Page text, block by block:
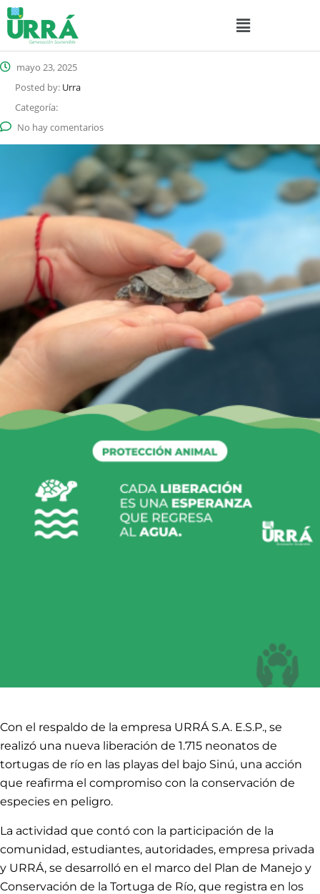
mayo 23, 2025
Posted by: Urra
Categoría:
No hay comentarios
Con el respaldo de la empresa URRÁ S.A. E.S.P., se
realizó una nueva liberación de 1.715 neonatos de
tortugas de río en las playas del bajo Sinú, una acción
que reafirma el compromiso con la conservación de
especies en peligro.
La actividad que contó con la participación de la
comunidad, estudiantes, autoridades, empresa privada
y URRÁ, se desarrolló en el marco del Plan de Manejo y
Conservación de la Tortuga de Río, que registra en los